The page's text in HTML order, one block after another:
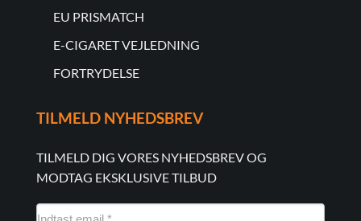
EU PRISMATCH
E-CIGARET VEJLEDNING
FORTRYDELSE
TILMELD NYHEDSBREV
TILMELD DIG VORES NYHEDSBREV OG
MODTAG EKSKLUSIVE TILBUD
NYHEDSMAIL